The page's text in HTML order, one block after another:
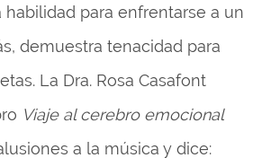
para enfrentarse a un
demuestra tenacidad para
La Dra. Rosa Casafont
Viaje al cerebro emocional
a la música y dice: